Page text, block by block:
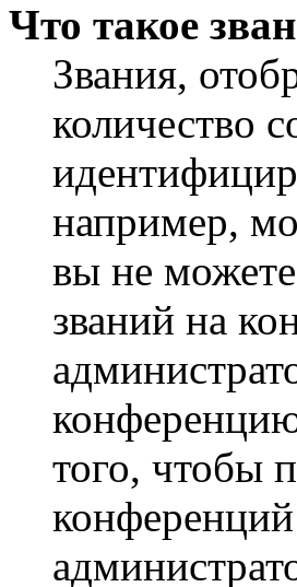
Что такое
Звания,
количество
например,
вы не
званий на
того, чтобы